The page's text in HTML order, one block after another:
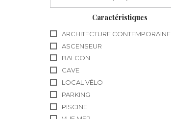
Caractéristiques
ARCHITECTURE CONTEMPORAINE
ASCENSEUR
BALCON
CAVE
LOCAL VÉLO
PARKING
PISCINE